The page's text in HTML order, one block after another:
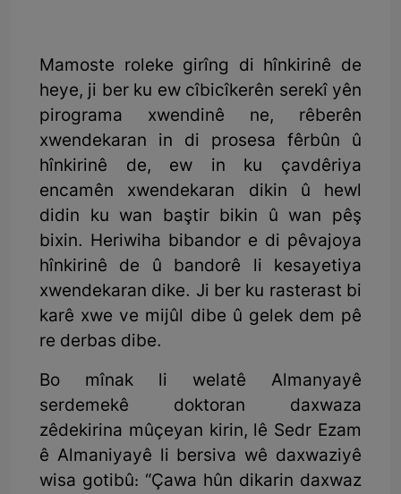
Mamoste roleke girîng di hînkirinê de
heye, ji ber ku ew cîbicîkerên serekî yên
pirograma xwendinê ne, rêberên
xwendekaran in di prosesa fêrbûn û
hînkirinê de, ew in ku çavdêriya
encamên xwendekaran dikin û hewl
didin ku wan baştir bikin û wan pêş
bixin. Heriwiha bibandor e di pêvajoya
hînkirinê de û bandorê li kesayetiya
xwendekaran dike. Ji ber ku rasterast bi
karê xwe ve mijûl dibe û gelek dem pê
re derbas dibe.
Bo mînak li welatê Almanyayê
serdemekê doktoran daxwaza
zêdekirina mûçeyan kirin, lê Sedr Ezam
ê Almaniyayê li bersiva wê daxwaziyê
wisa gotibû: “Çawa hûn dikarin daxwaz